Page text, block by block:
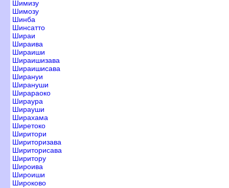
Шимизу
Шимозу
Шинба
Шинсатто
Шираи
Шираива
Шираиши
Шираишизава
Шираишисава
Ширануи
Ширануши
Ширараоко
Шираура
Ширауши
Ширахама
Ширетоко
Ширитори
Шириторизава
Шириторисава
Ширитору
Широива
Широиши
Широково